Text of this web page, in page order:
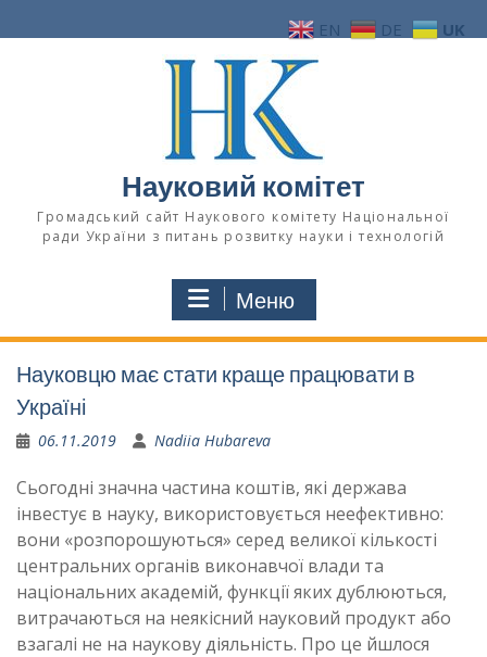
до
Науковий комітет
Громадський сайт Наукового комітету Національної
ради України з питань розвитку науки і технологій
Меню
Науковцю має стати краще працювати в
Україні
06.11.2019 Nadiia Hubareva
Сьогодні значна частина коштів, які держава
інвестує в науку, використовується неефективно:
вони «розпорошуються» серед великої кількості
центральних органів виконавчої влади та
національних академій, функції яких дублюються,
витрачаються на неякісний науковий продукт або
взагалі не на наукову діяльність. Про це йшлося
EN DE UK